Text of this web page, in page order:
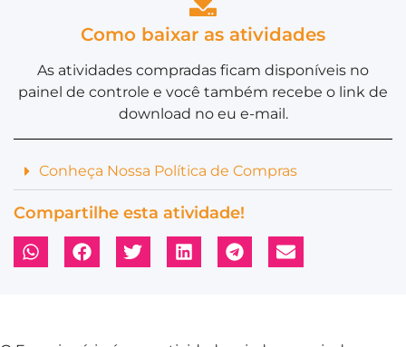
Como baixar as atividades
As atividades compradas ficam disponíveis no
painel de controle e você também recebe o link de
download no eu e-mail.
Conheça Nossa Política de Compras
Compartilhe esta atividade!